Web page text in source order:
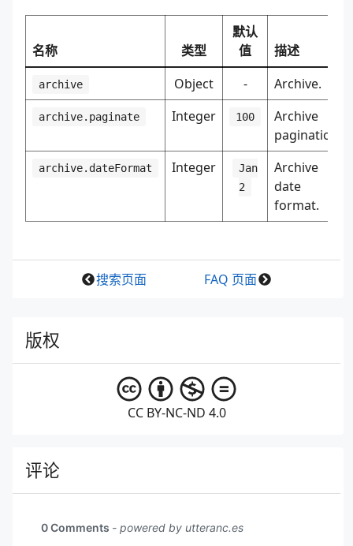
名称 类型
默认
值
描述
archive Object - Archive.
archive.paginate Integer 100
Archive
pagination.
archive.dateFormat Integer
Jan
2
Archive
date
format.
搜索页面 FAQ 页面
版权
CC BY-NC-ND 4.0
评论